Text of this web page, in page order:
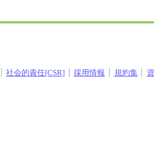
社会的責任[CSR] 採用情報 規約集